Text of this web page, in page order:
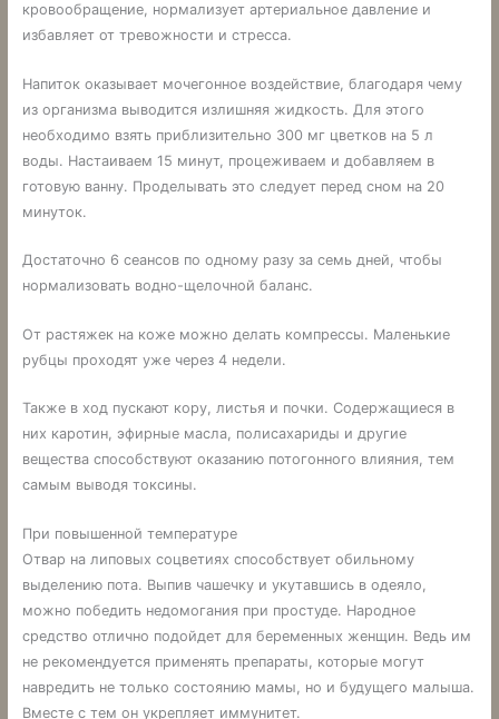
кровообращение, нормализует артериальное давление и
избавляет от тревожности и стресса.
Напиток оказывает мочегонное воздействие, благодаря чему
из организма выводится излишняя жидкость. Для этого
необходимо взять приблизительно 300 мг цветков на 5 л
воды. Настаиваем 15 минут, процеживаем и добавляем в
готовую ванну. Проделывать это следует перед сном на 20
минуток.
Достаточно 6 сеансов по одному разу за семь дней, чтобы
нормализовать водно-щелочной баланс.
От растяжек на коже можно делать компрессы. Маленькие
рубцы проходят уже через 4 недели.
Также в ход пускают кору, листья и почки. Содержащиеся в
них каротин, эфирные масла, полисахариды и другие
вещества способствуют оказанию потогонного влияния, тем
самым выводя токсины.
При повышенной температуре
Отвар на липовых соцветиях способствует обильному
выделению пота. Выпив чашечку и укутавшись в одеяло,
можно победить недомогания при простуде. Народное
средство отлично подойдет для беременных женщин. Ведь им
не рекомендуется применять препараты, которые могут
навредить не только состоянию мамы, но и будущего малыша.
Вместе с тем он укрепляет иммунитет.